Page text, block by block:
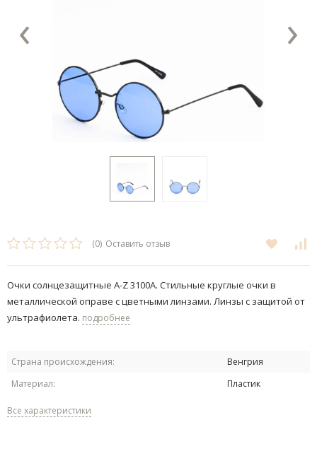
‹ ›
(0) Оставить отзыв
Очки солнцезащитные A-Z 3100A. Стильные круглые очки в
металлической оправе с цветными линзами. Линзы с защитой от
ультрафиолета. подробнее
Страна происхождения:
Венгрия
Материал:
Пластик
Все характеристики